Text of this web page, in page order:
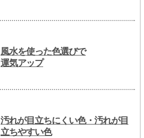
風水を使った色選びで
運気アップ
汚れが目立ちにくい色・汚れが目
立ちやすい色